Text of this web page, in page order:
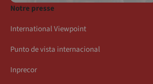
Notre presse
International Viewpoint
Punto de vista internacional
Inprecor